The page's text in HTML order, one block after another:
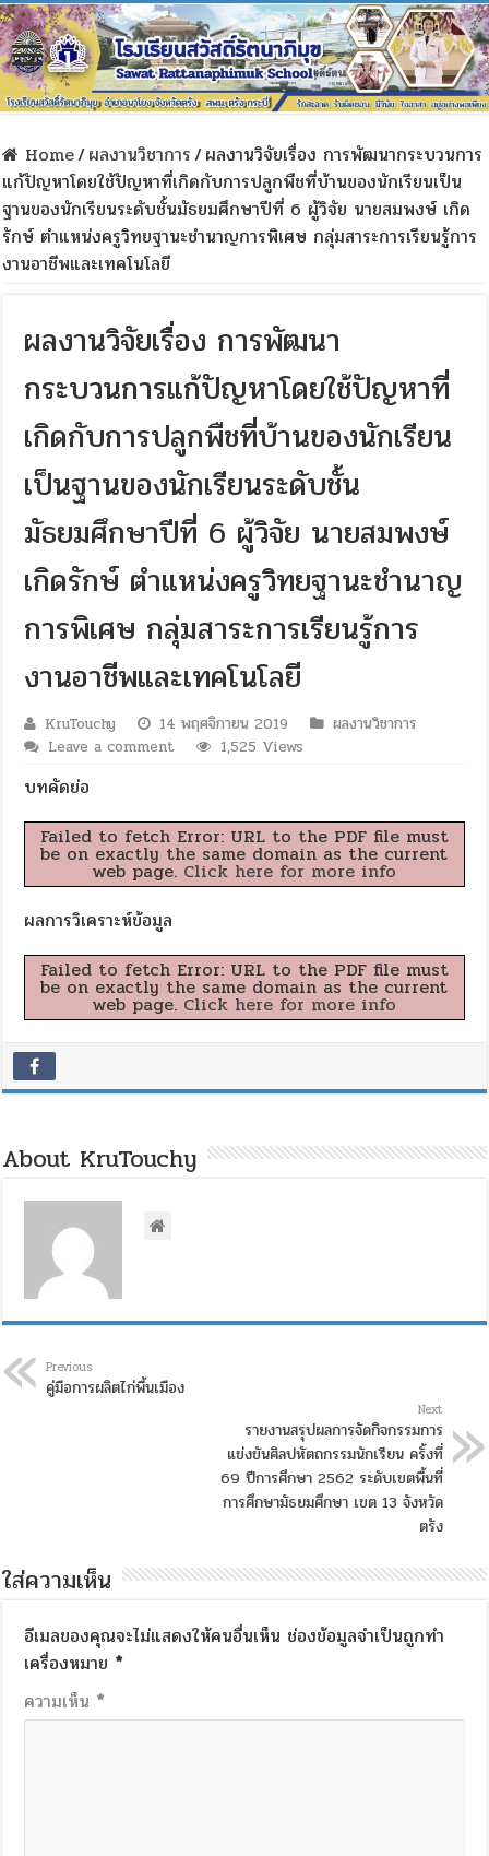
Home/ผลงานวิชาการ/ผลงานวิจัยเรื่อง การพัฒนากระบวนการ
แก้ปัญหาโดยใช้ปัญหาที่เกิดกับการปลูกพืชที่บ้านของนักเรียนเป็น
ฐานของนักเรียนระดับชั้นมัธยมศึกษาปีที่ 6 ผู้วิจัย นายสมพงษ์ เกิด
รักษ์ ตำแหน่งครูวิทยฐานะชำนาญการพิเศษ กลุ่มสาระการเรียนรู้การ
งานอาชีพและเทคโนโลยี
ผลงานวิจัยเรื่อง การพัฒนา
กระบวนการแก้ปัญหาโดยใช้ปัญหาที่
เกิดกับการปลูกพืชที่บ้านของนักเรียน
เป็นฐานของนักเรียนระดับชั้น
มัธยมศึกษาปีที่ 6 ผู้วิจัย นายสมพงษ์
เกิดรักษ์ ตำแหน่งครูวิทยฐานะชำนาญ
การพิเศษ กลุ่มสาระการเรียนรู้การ
งานอาชีพและเทคโนโลยี
KruTouchy 14 พฤศจิกายน 2019
ผลงานวิชาการ
Leave a comment
1,525 Views
บทคัดย่อ
Failed to fetch Error: URL to the PDF file must
be on exactly the same domain as the current
web page. Click here for more info
ผลการวิเคราะห์ข้อมูล
Failed to fetch Error: URL to the PDF file must
be on exactly the same domain as the current
web page. Click here for more info
About KruTouchy
Previous
คู่มือการผลิตไก่พื้นเมือง
Next
รายงานสรุปผลการจัดกิจกรรมการ
แข่งขันศิลปหัตถกรรมนักเรียน ครั้งที่
69 ปีการศึกษา 2562 ระดับเขตพื้นที่
การศึกษามัธยมศึกษา เขต 13 จังหวัด
ตรัง
ใส่ความเห็น
อีเมลของคุณจะไม่แสดงให้คนอื่นเห็น ช่องข้อมูลจำเป็นถูกทำ
เครื่องหมาย *
ความเห็น *